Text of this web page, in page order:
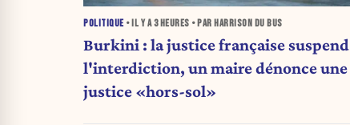
POLITIQUE • IL Y A3 HEURES • PAR HARRISON DU BUS
Burkini : la justice française suspend
l'interdiction, un maire dénonce une
justice «hors-sol»